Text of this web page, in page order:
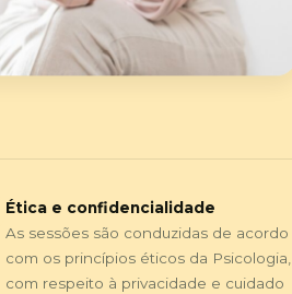
Ética e confidencialidade
As sessões são conduzidas de acordo
com os princípios éticos da Psicologia,
com respeito à privacidade e cuidado